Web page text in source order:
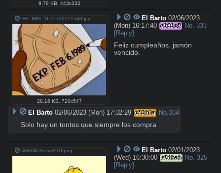
9.78 KB, 443x332
FB_IMG_1675700171549.jpg
28.16 KB 720x547
El Barto 02/06/2023
(Mon) 16:17:40 c989e7 No. 333
[Reply]
Feliz cumpleaños, jamón
vencido.
El Barto 02/06/2023 (Mon) 17:32:29 e39b0a No.334
Solo hay un tontos que siempre los compra
4MSNCSsTwH-10.png El Barto 02/01/2023
(Wed) 16:30:00 c7dbab No. 325
[Reply]